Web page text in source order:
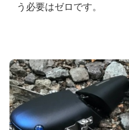
う必要はゼロです。